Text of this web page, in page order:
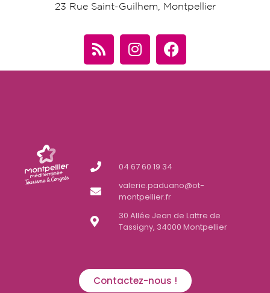
23 Rue Saint-Guilhem, Montpellier
04 67 60 19 34
valerie.paduano@ot-
montpellier.fr
30 Allée Jean de Lattre de
Tassigny, 34000 Montpellier
Contactez-nous !